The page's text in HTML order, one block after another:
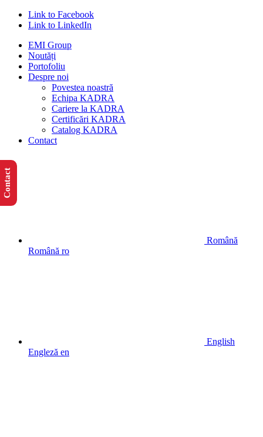
Link to Facebook
Link to LinkedIn
EMI Group
Noutăți
Portofoliu
Despre noi
Povestea noastră
Echipa KADRA
Cariere la KADRA
Certificări KADRA
Catalog KADRA
Contact
Română
Română ro
English
Engleză en
Contact